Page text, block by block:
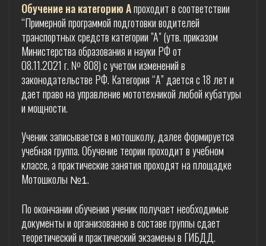
Обучение на категорию Апроходит в соответствии
“Примерной программой подготовки водителей
транспортных средств категории "А" (утв. приказом
Министерства образования и науки РФ от
08.11.2021 г. № 808) с учетом изменений в
законодательстве РФ. Категория “А” дается с 18 лет и
дает право на управление мототехникой любой кубатуры
и мощности.
Ученик записывается в мотошколу, далее формируется
учебная группа. Обучение теории проходит в учебном
классе, а практические занятия проходят на площадке
Мотошколы №1.
По окончании обучения ученик получает необходимые
документы и организованно в составе группы сдает
теоретический и практический экзамены в ГИБДД.